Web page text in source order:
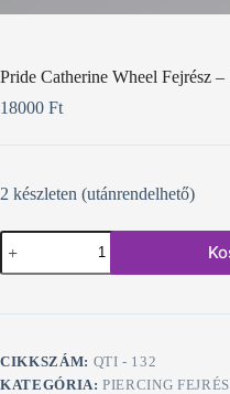
Pride Catherine Wheel Fejrész
18000 Ft
2 készleten (utánrendelhető)
Pride
Catherine
Wheel
Kristályokkal
mennyiség
CIKKSZÁM: QTI - 132
KATEGÓRIA:PIERCING